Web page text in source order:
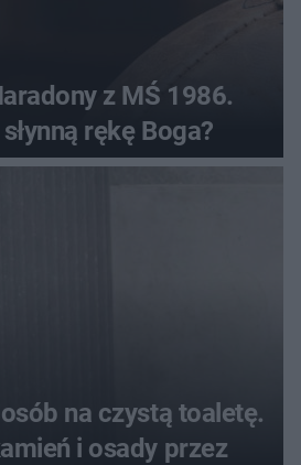
z MŚ 1986.
rękę Boga?
na czystą toaletę.
i osady przez